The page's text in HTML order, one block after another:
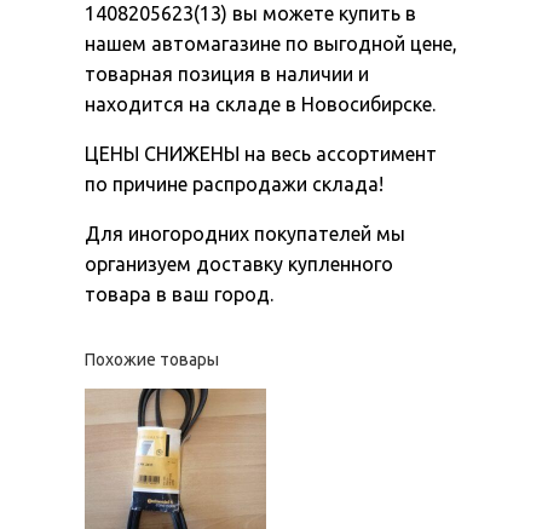
1408205623(13) вы можете купить в
нашем автомагазине по выгодной цене,
товарная позиция в наличии и
находится на складе в Новосибирске.
ЦЕНЫ СНИЖЕНЫ на весь ассортимент
по причине распродажи склада!
Для иногородних покупателей мы
организуем доставку купленного
товара в ваш город.
Похожие товары